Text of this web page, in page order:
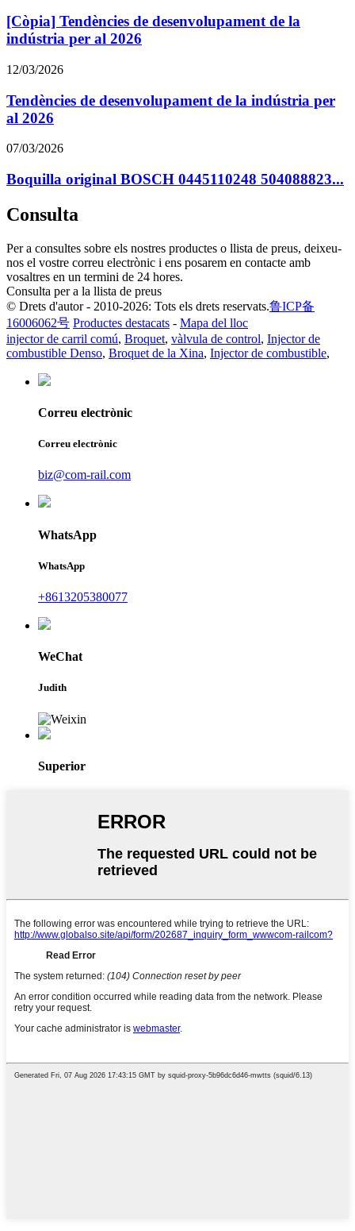
[Còpia] Tendències de desenvolupament de la
indústria per al 2026
12/03/2026
Tendències de desenvolupament de la indústria per
al 2026
07/03/2026
Boquilla original BOSCH 0445110248 504088823...
Consulta
Per a consultes sobre els nostres productes o llista de preus, deixeu-
nos el vostre correu electrònic i ens posarem en contacte amb
vosaltres en un termini de 24 hores.
Consulta per a la llista de preus
© Drets d'autor - 2010-2026: Tots els drets reservats.鲁ICP备
16006062号 Productes destacats - Mapa del lloc
injector de carril comú, Broquet, vàlvula de control, Injector de
combustible Denso, Broquet de la Xina, Injector de combustible,
Correu electrònic
Correu electrònic
biz@com-rail.com
WhatsApp
WhatsApp
+8613205380077
WeChat
Judith
Superior